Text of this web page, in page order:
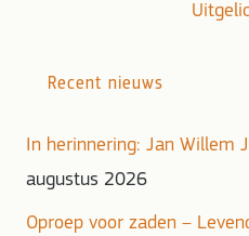
Recent nieuws
In herinnering: Jan Willem
augustus 2026
Oproep voor zaden –